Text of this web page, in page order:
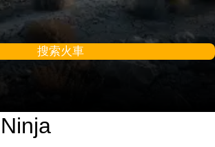
搜索火車